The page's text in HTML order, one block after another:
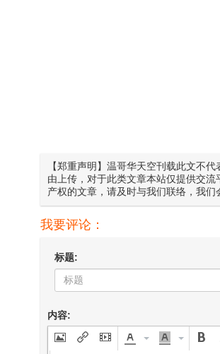
【郑重声明】温哥华天空刊载此文不
由上传，对于此类文章本站仅提供交
产权的文章，请及时与我们联络，我们
我要评论：
标题:
内容: